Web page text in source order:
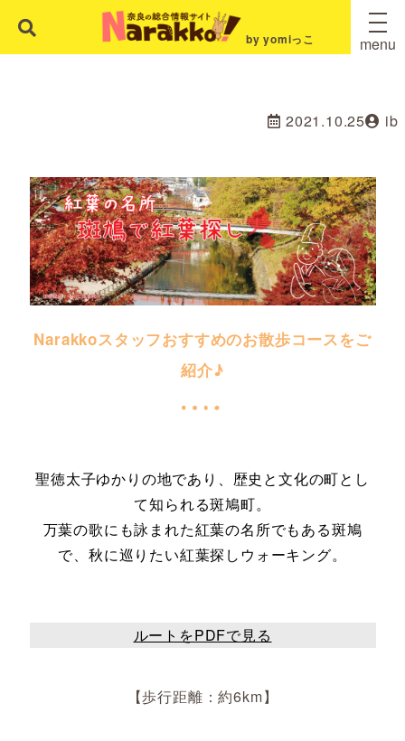
by yomiっこ menu
2021.10.25 ib
Narakkoスタッフおすすめのお散歩コースをご
紹介♪
聖徳太子ゆかりの地であり、歴史と文化の町とし
て知られる斑鳩町。
万葉の歌にも詠まれた紅葉の名所でもある斑鳩
で、秋に巡りたい紅葉探しウォーキング。
ルートをPDFで見る
【歩行距離：約6km】